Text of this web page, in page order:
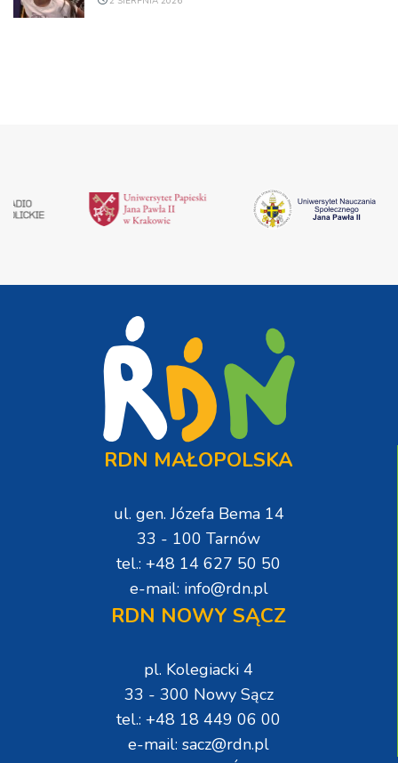
RDN MAŁOPOLSKA
ul. gen. Józefa Bema 14
33 - 100 Tarnów
tel.: +48 14 627 50 50
e-mail: info@rdn.pl
RDN NOWY SĄCZ
pl. Kolegiacki 4
33 - 300 Nowy Sącz
tel.: +48 18 449 06 00
e-mail: sacz@rdn.pl